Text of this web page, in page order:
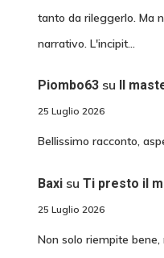
tanto da rileggerlo. Ma
narrativo. L'incipit…
Piombo63su Il
25 Luglio 2026
Bellissimo racconto,
Baxisu Ti presto il
25 Luglio 2026
Non solo riempite